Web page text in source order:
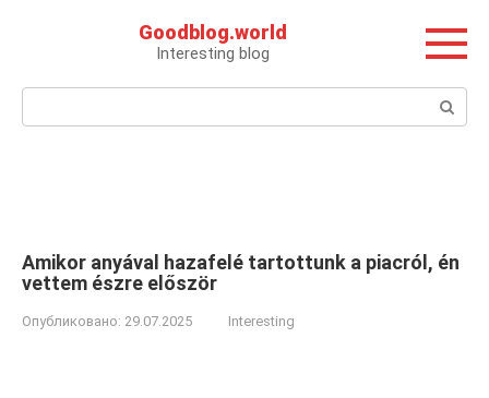
Goodblog.world
Interesting blog
Поиск:
Amikor anyával hazafelé tartottunk a piacról, én
vettem észre először
Опубликовано: 29.07.2025 Interesting